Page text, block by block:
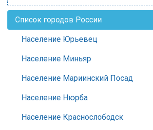
Список городов России
Население Юрьевец
Население Миньяр
Население Мариинский Посад
Население Нюрба
Население Краснослободск